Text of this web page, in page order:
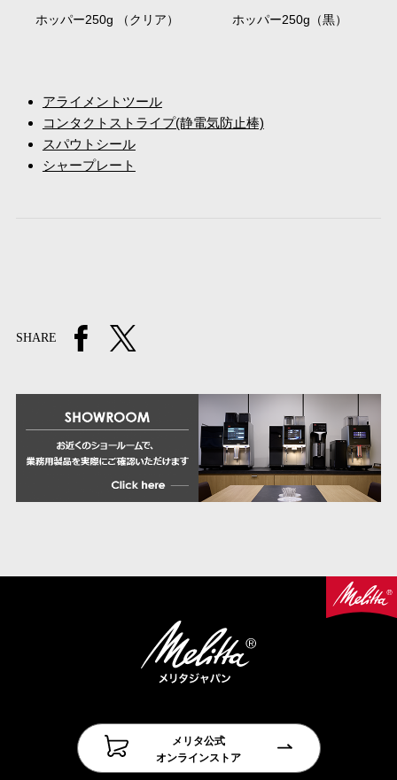
ホッパー250g （クリア） ホッパー250g（黒）
アライメントツール
コンタクトストライプ(静電気防止棒)
スパウトシール
シャープレート
SHARE
メリタ公式
オンラインストア